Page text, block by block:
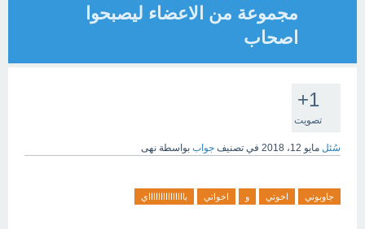
مجموعة من الاعضاء ليصبحوا
اصحاب
+1
تصويت
سُئل مايو 12، 2018 في تصنيف جواب بواسطة نهى
جاوبوني اخوتي و اخواتي باااااااااااااااي